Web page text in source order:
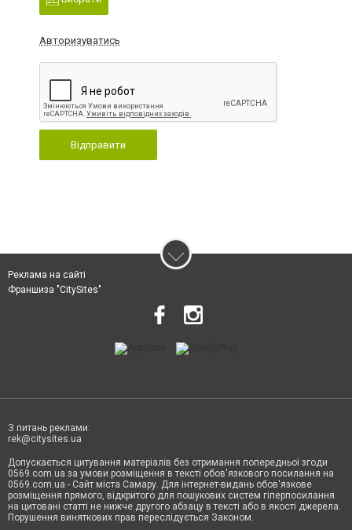
Авторизуватись
Відправити
Реклама на сайті
Франшиза "CitySites"
З питань реклами:
rek@citysites.ua
Допускається цитування матеріалів без отримання попередньої згоди
0569.com.ua за умови розміщення в тексті обов'язкового посилання на
0569.com.ua - Сайт міста Самару. Для інтернет-видань обов'язкове
розміщення прямого, відкритого для пошукових систем гіперпосилання
на цитовані статті не нижче другого абзацу в тексті або в якості джерела.
Порушення виняткових прав переслідується Законом.